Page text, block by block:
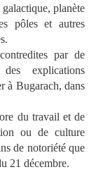
planète
pôles et autres
par de
explications
à Bugarach, dans
du travail et de
ou de culture
de notoriété que
21 décembre.